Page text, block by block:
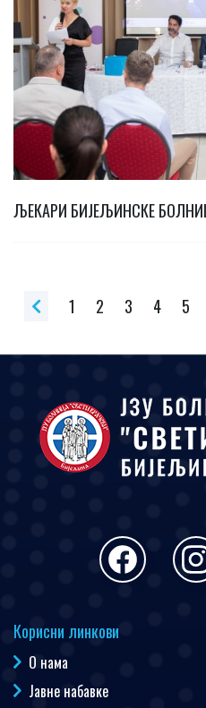
ЉЕКАРИ БИЈЕЉИНСКЕ
1 2 3 4 5
Корисни линкови
О нама
Јавне набавке